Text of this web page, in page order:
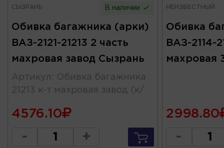
СЫЗРАНЬ В наличии
Обивка багажника (арки)
ВАЗ-2121-21213 2 часть
махровая завод Сызрань
Артикул : Обивка багажника
21213 к-т махровая завод (к/
4576.10
- +
НЕИЗВЕСТНЫЙ
Обивка
ВАЗ-2114-
махровая
2998.80
-